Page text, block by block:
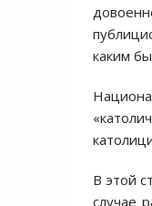
каким
В этой
случае